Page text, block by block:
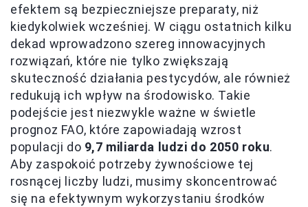
efektem są bezpieczniejsze preparaty, niż
kiedykolwiek wcześniej. W ciągu ostatnich kilku
dekad wprowadzono szereg innowacyjnych
rozwiązań, które nie tylko zwiększają
skuteczność działania pestycydów, ale również
redukują ich wpływ na środowisko. Takie
podejście jest niezwykle ważne w świetle
prognoz FAO, które zapowiadają wzrost
populacji do 9,7 miliarda ludzi do 2050 roku.
Aby zaspokoić potrzeby żywnościowe tej
rosnącej liczby ludzi, musimy skoncentrować
się na efektywnym wykorzystaniu środków